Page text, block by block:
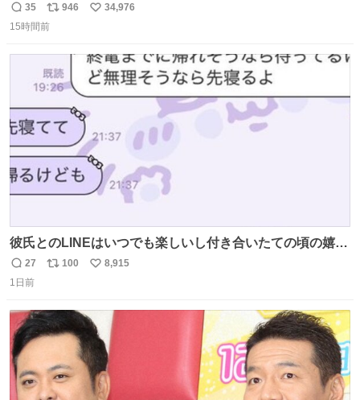
返
信
35
リ
ポ
ト
数
946
い
数
34,976
15時間前
彼氏とのLINEはいつでも楽しいし付き合いたての頃の嬉し
かったLINEは無限にあるけど(同棲前は1日で各50通くらい
送りあってたし)最近嬉しかったのはこれ
返
信
27
リ
ト
数
100
い
数
8,915
1日前